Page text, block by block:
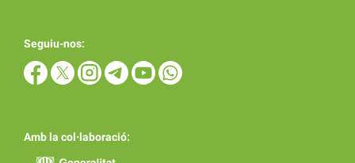
Seguiu-nos:
Amb la col·laboració: